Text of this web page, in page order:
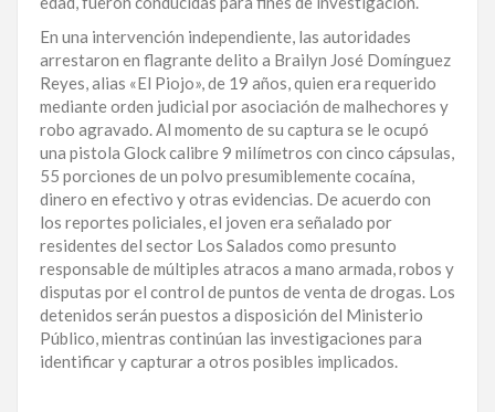
En una intervención independiente, las autoridades
arrestaron en flagrante delito a Brailyn José Domínguez
Reyes, alias «El Piojo», de 19 años, quien era requerido
mediante orden judicial por asociación de malhechores y
robo agravado. Al momento de su captura se le ocupó
una pistola Glock calibre 9 milímetros con cinco cápsulas,
55 porciones de un polvo presumiblemente cocaína,
dinero en efectivo y otras evidencias. De acuerdo con
los reportes policiales, el joven era señalado por
residentes del sector Los Salados como presunto
responsable de múltiples atracos a mano armada, robos y
disputas por el control de puntos de venta de drogas. Los
detenidos serán puestos a disposición del Ministerio
Público, mientras continúan las investigaciones para
identificar y capturar a otros posibles implicados.